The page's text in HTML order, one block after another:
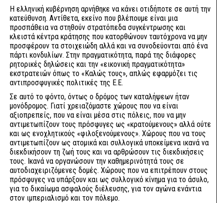
Η ελληνική κυβέρνηση αρνήθηκε να κάνει οτιδήποτε σε αυτή την
κατεύθυνση. Αντίθετα, εκείνο που βλέπουμε είναι μια
προσπάθεια να στηθούν στρατόπεδα συγκέντρωσης και
κλειστά κέντρα κράτησης που κατορθώνουν ταυτόχρονα να μην
προσφέρουν τα στοιχειώδη αλλά και να συνοδεύονται από ένα
πάρτι κονδυλίων. Στην πραγματικότητα, παρά της διάφορες
ρητορικές δηλώσεις και την «εικονική πραγματικότητα»
εκστρατειών όπως το «Καλώς τους», απλώς εφαρμόζει τις
αντιπροσφυγικές πολιτικές της Ε.Ε.
Σε αυτό το φόντο, όντως ο δρόμος των καταλήψεων ήταν
μονόδρομος. Γιατί χρειαζόμαστε χώρους που να είναι
αξιοπρεπείς, που να είναι μέσα στις πόλεις, που να μην
αντιμετωπίζουν τους πρόσφυγες ως «κρατούμενους» αλλά ούτε
και ως ενοχλητικούς «φιλοξενούμενους». Χώρους που να τους
αντιμετωπίζουν ως ατομικά και συλλογικά υποκείμενα ικανά να
διεκδικήσουν τη ζωή τους και να αρθρώσουν τις διεκδικήσεις
τους. Ικανά να οργανώσουν την καθημερινότητά τους σε
αυτοδιαχειριζόμενες δομές. Χώρους που να επιτρέπουν στους
πρόσφυγες να υπάρξουν και ως συλλογικό κίνημα για το άσυλο,
για το δικαίωμα ασφαλούς διέλευσης, για τον αγώνα ενάντια
στον ιμπεριαλισμό και τον πόλεμο.